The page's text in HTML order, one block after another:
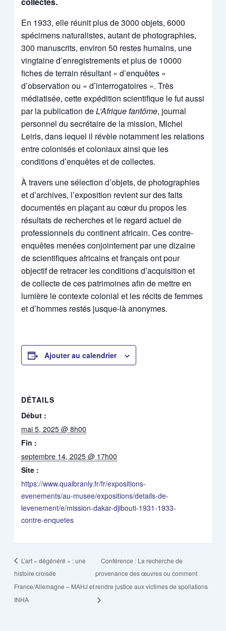
En 1933, elle réunit plus de 3000 objets, 6000
spécimens naturalistes, autant de photographies,
300 manuscrits, environ 50 restes humains, une
vingtaine d’enregistrements et plus de 10000
fiches de terrain résultant « d’enquêtes »
d’observation ou « d’interrogatoires ». Très
médiatisée, cette expédition scientifique le fut aussi
par la publication deL’Afrique fantôme, journal
personnel du secrétaire de la mission, Michel
Leiris, dans lequel il révèle notamment les relations
entre colonisés et coloniaux ainsi que les
conditions d’enquêtes et de collectes.
À travers une sélection d’objets, de photographies
et d’archives, l’exposition revient sur des faits
documentés en plaçant au cœur du propos les
résultats de recherches et le regard actuel de
professionnels du continent africain. Ces contre-
enquêtes menées conjointement par une dizaine
de scientifiques africains et français ont pour
objectif de retracer les conditions d’acquisition et
de collecte de ces patrimoines afin de mettre en
lumière le contexte colonial et les récits de femmes
et d’hommes restés jusque-là anonymes.
Ajouter au calendrier
DÉTAILS
Début :
mai 5, 2025 @ 8h00
Fin :
septembre 14, 2025 @ 17h00
Site :
https://www.quaibranly.fr/fr/expositions-
evenements/au-musee/expositions/details-de-
levenement/e/mission-dakar-djibouti-1931-1933-
contre-enquetes
L’art « dégénéré » : une
histoire croisée
France/Allemagne – MAHJ et
INHA
Conférence : La recherche de
provenance des œuvres ou comment
rendre justice aux victimes de spoliations